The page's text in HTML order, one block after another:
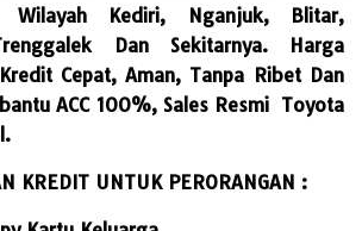
Wilayah Kediri, Nganjuk, Blitar,
Dan Sekitarnya. Harga
Cepat, Aman, Tanpa Ribet Dan
ACC 100%, Sales Resmi Toyota
KREDIT UNTUK PERORANGAN :